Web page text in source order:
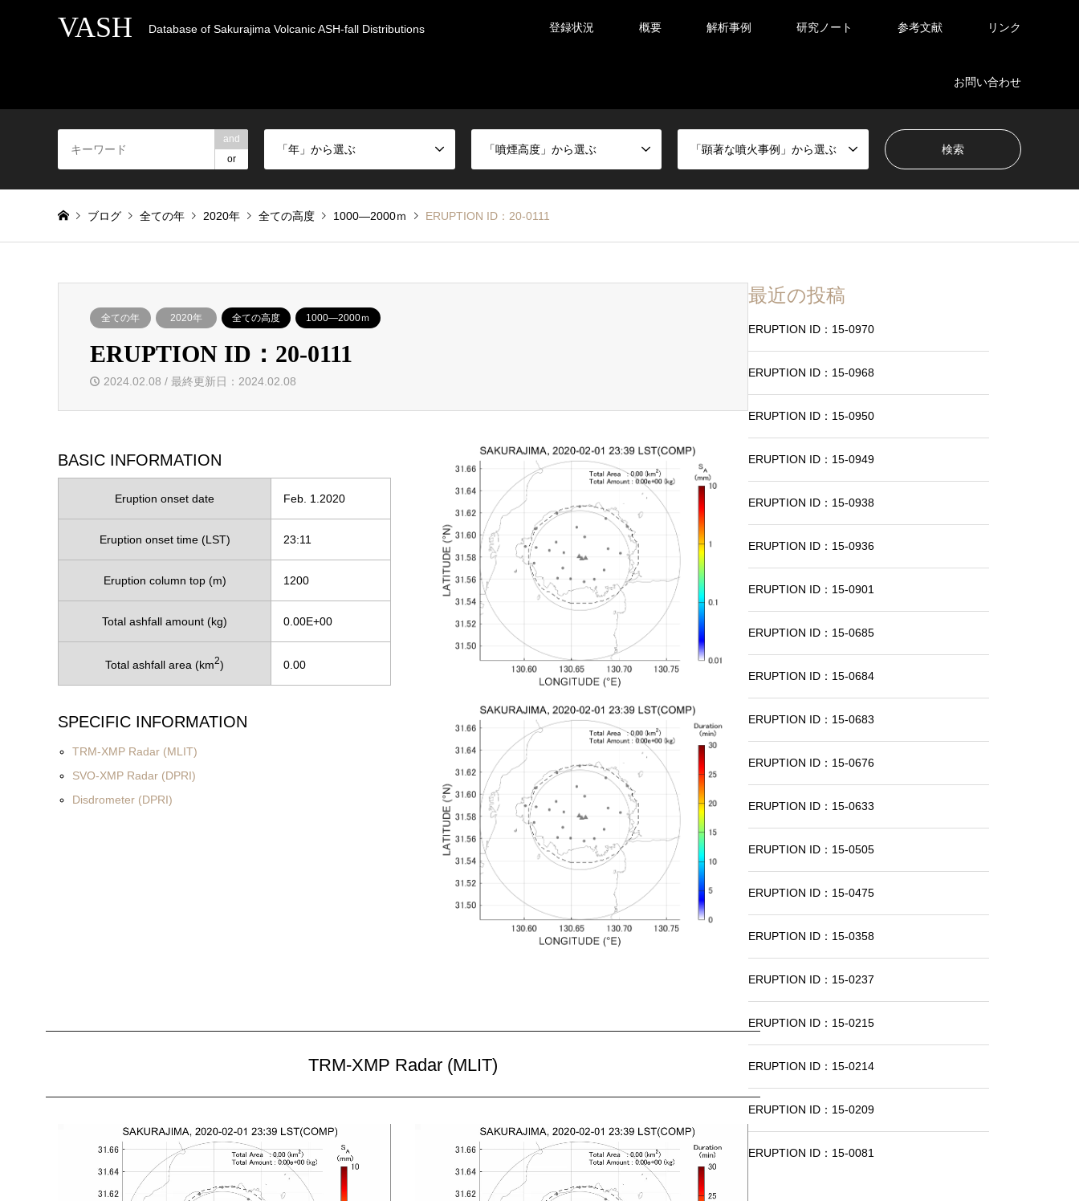
VASH Database of Sakurajima Volcanic ASH-fall Distributions 登録状況 概要 解析事例 研究ノート 参考文献 リンク
お問い合わせ
and
or
「年」から選ぶ 「噴煙高度」から選ぶ 「顕著な噴火事例」から選ぶ
ブログ 全ての年 2020年 全ての高度 1000―2000ｍ ERUPTION ID：20-0111
全ての年 2020年 全ての高度 1000―2000ｍ
ERUPTION ID：20-0111
2024.02.08 / 最終更新日：2024.02.08
BASIC INFORMATION
Eruption onset date Feb. 1.2020
Eruption onset time (LST) 23:11
Eruption column top (m) 1200
Total ashfall amount (kg) 0.00E+00
Total ashfall area (km2) 0.00
SPECIFIC INFORMATION
TRM-XMP Radar (MLIT)
SVO-XMP Radar (DPRI)
Disdrometer (DPRI)
TRM-XMP Radar (MLIT)
最近の投稿
ERUPTION ID：15-0970
ERUPTION ID：15-0968
ERUPTION ID：15-0950
ERUPTION ID：15-0949
ERUPTION ID：15-0938
ERUPTION ID：15-0936
ERUPTION ID：15-0901
ERUPTION ID：15-0685
ERUPTION ID：15-0684
ERUPTION ID：15-0683
ERUPTION ID：15-0676
ERUPTION ID：15-0633
ERUPTION ID：15-0505
ERUPTION ID：15-0475
ERUPTION ID：15-0358
ERUPTION ID：15-0237
ERUPTION ID：15-0215
ERUPTION ID：15-0214
ERUPTION ID：15-0209
ERUPTION ID：15-0081